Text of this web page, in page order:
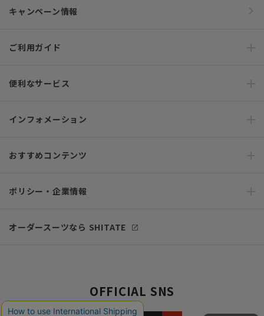
キャンペーン情報
ご利用ガイド
便利なサービス
インフォメーション
おすすめコンテンツ
ポリシー・企業情報
オーダースーツなら SHITATE
OFFICIAL SNS